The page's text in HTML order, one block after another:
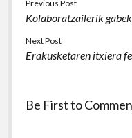
Previous Post
Kolaboratzailerik
Next Post
Erakusketaren itxiera
Be First to